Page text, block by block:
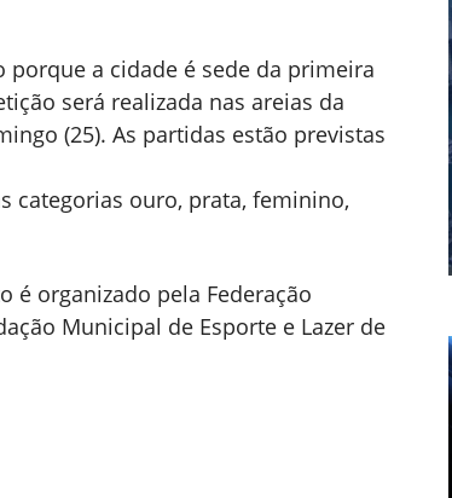
porque a cidade é sede da primeira
será realizada nas areias da
(25). As partidas estão previstas
categorias ouro, prata, feminino,
é organizado pela Federação
Municipal de Esporte e Lazer de